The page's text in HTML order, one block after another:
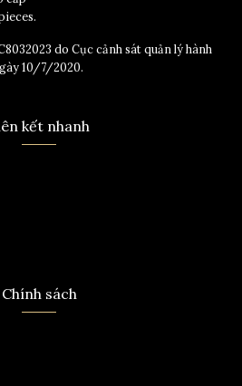
do Cục cảnh sát quản lý hành
10/7/2020.
kết nhanh
Chính sách